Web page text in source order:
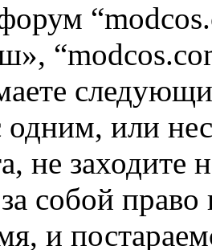
одним, или
не
собой
и